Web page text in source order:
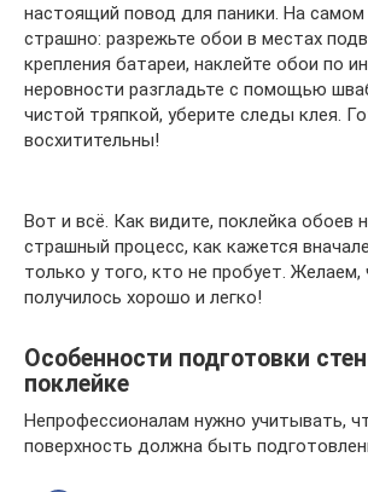
настоящий повод для паники. На самом
страшно: разрежьте обои в местах
крепления батареи, наклейте обои по
неровности разгладьте с помощью
чистой тряпкой, уберите следы клея.
восхитительны!
Вот и всё. Как видите, поклейка обоев
страшный процесс, как кажется
только у того, кто не пробует. Желаем,
получилось хорошо и легко!
Особенности подготовки
поклейке
Непрофессионалам нужно учитывать,
поверхность должна быть